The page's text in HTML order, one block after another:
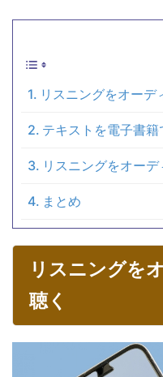
リスニングをオーデ
テキストを電子書籍
リスニングをオー
まとめ
リスニングを
聴く